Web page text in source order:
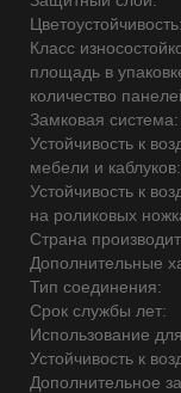
Цветоустойчивость:
Класс
площадь в
количество
Замковая система:
Устойчивость к
мебели и каблуков:
Устойчивость к
на роликовых
Страна
Дополнительные
Тип соединения:
Срок службы лет:
Использование
Устойчивость к
Дополнительное